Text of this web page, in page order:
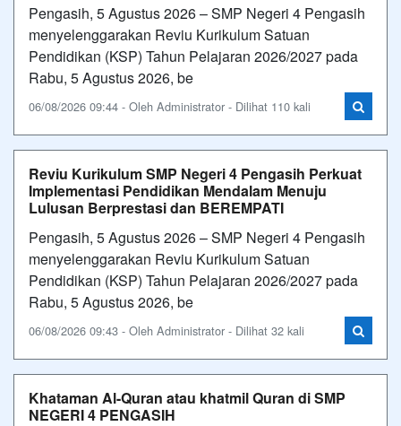
Pengasih, 5 Agustus 2026 – SMP Negeri 4 Pengasih
menyelenggarakan Reviu Kurikulum Satuan
Pendidikan (KSP) Tahun Pelajaran 2026/2027 pada
Rabu, 5 Agustus 2026, be
06/08/2026 09:44 - Oleh Administrator - Dilihat 110 kali
Reviu Kurikulum SMP Negeri 4 Pengasih Perkuat
Implementasi Pendidikan Mendalam Menuju
Lulusan Berprestasi dan BEREMPATI
Pengasih, 5 Agustus 2026 – SMP Negeri 4 Pengasih
menyelenggarakan Reviu Kurikulum Satuan
Pendidikan (KSP) Tahun Pelajaran 2026/2027 pada
Rabu, 5 Agustus 2026, be
06/08/2026 09:43 - Oleh Administrator - Dilihat 32 kali
Khataman Al-Quran atau khatmil Quran di SMP
NEGERI 4 PENGASIH